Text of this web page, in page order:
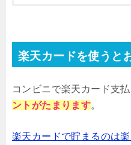
楽天カードを使うと
コンビニで楽天カード支払
ントがたまります。
楽天カードで貯まるのは楽